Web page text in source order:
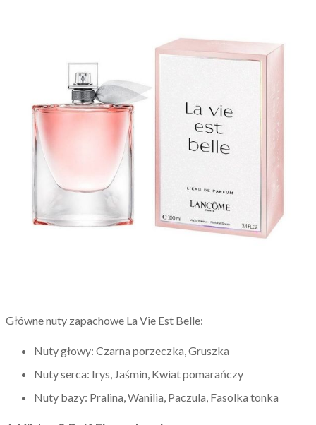
Główne nuty zapachowe La Vie Est Belle:
Nuty głowy: Czarna porzeczka, Gruszka
Nuty serca: Irys, Jaśmin, Kwiat pomarańczy
Nuty bazy: Pralina, Wanilia, Paczula, Fasolka tonka